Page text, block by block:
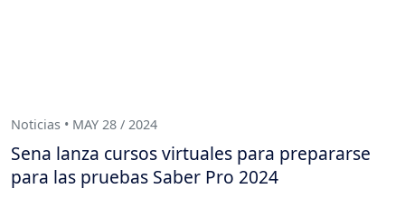
Noticias • MAY 28 / 2024
Sena lanza cursos virtuales para prepararse
para las pruebas Saber Pro 2024